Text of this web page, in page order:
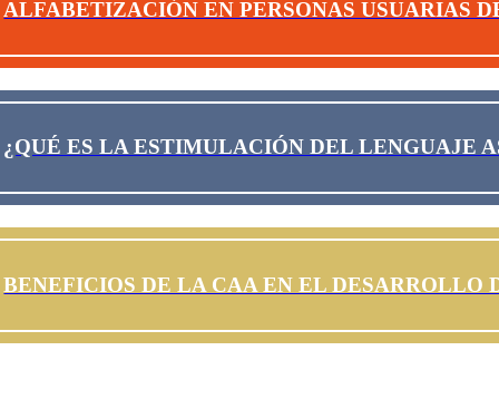
ALFABETIZACIÓN EN PERSONAS USUARIAS
¿QUÉ ES LA ESTIMULACIÓN DEL LENGUAJE
BENEFICIOS DE LA CAA EN EL DESARROLLO